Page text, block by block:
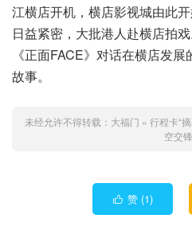
江横店开机，横店影视城由此
日益紧密，大批港人赴横店拍
《正面FACE》对话在横店发
故事。
未经允许不得转载： 大福门 » 行程卡“
空交锋
 赞 (1)